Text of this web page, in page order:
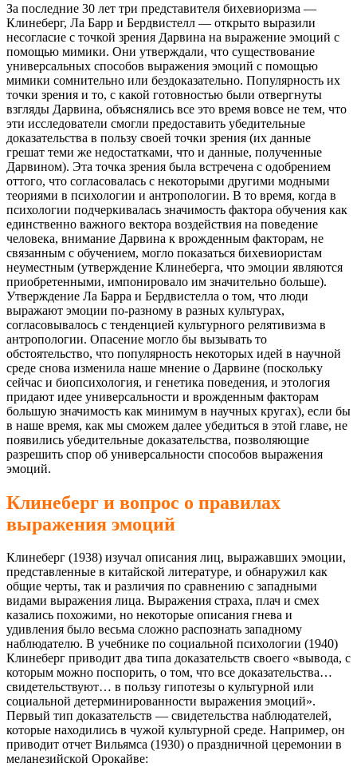
За последние 30 лет три представителя бихевиоризма —
Клинеберг, Ла Барр и Бердвистелл — открыто выразили
несогласие с точкой зрения Дарвина на выражение эмоций с
помощью мимики. Они утверждали, что существование
универсальных способов выражения эмоций с помощью
мимики сомнительно или бездоказательно. Популярность их
точки зрения и то, с какой готовностью были отвергнуты
взгляды Дарвина, объяснялись все это время вовсе не тем, что
эти исследователи смогли предоставить убедительные
доказательства в пользу своей точки зрения (их данные
грешат теми же недостатками, что и данные, полученные
Дарвином). Эта точка зрения была встречена с одобрением
оттого, что согласовалась с некоторыми другими модными
теориями в психологии и антропологии. В то время, когда в
психологии подчеркивалась значимость фактора обучения как
единственно важного вектора воздействия на поведение
человека, внимание Дарвина к врожденным факторам, не
связанным с обучением, могло показаться бихевиористам
неуместным (утверждение Клинеберга, что эмоции являются
приобретенными, импонировало им значительно больше).
Утверждение Ла Барра и Бердвистелла о том, что люди
выражают эмоции по-разному в разных культурах,
согласовывалось с тенденцией культурного релятивизма в
антропологии. Опасение могло бы вызывать то
обстоятельство, что популярность некоторых идей в научной
среде снова изменила наше мнение о Дарвине (поскольку
сейчас и биопсихология, и генетика поведения, и этология
придают идее универсальности и врожденным факторам
большую значимость как минимум в научных кругах), если бы
в наше время, как мы сможем далее убедиться в этой главе, не
появились убедительные доказательства, позволяющие
разрешить спор об универсальности способов выражения
эмоций.
Клинеберг и вопрос о правилах
выражения эмоций
Клинеберг (1938) изучал описания лиц, выражавших эмоции,
представленные в китайской литературе, и обнаружил как
общие черты, так и различия по сравнению с западными
видами выражения лица. Выражения страха, плач и смех
казались похожими, но некоторые описания гнева и
удивления было весьма сложно распознать западному
наблюдателю. В учебнике по социальной психологии (1940)
Клинеберг приводит два типа доказательств своего «вывода, с
которым можно поспорить, о том, что все доказательства…
свидетельствуют… в пользу гипотезы о культурной или
социальной детерминированности выражения эмоций».
Первый тип доказательств — свидетельства наблюдателей,
которые находились в чужой культурной среде. Например, он
приводит отчет Вильямса (1930) о праздничной церемонии в
меланезийской Орокайве: